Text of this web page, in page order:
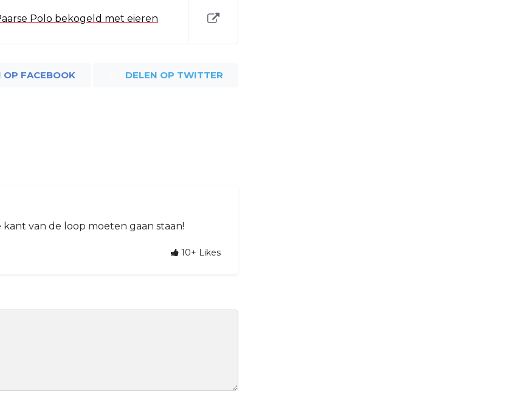
Polo bekogeld met eieren
OP FACEBOOK DELEN OP TWITTER
van de loop moeten gaan staan!
10+ Likes